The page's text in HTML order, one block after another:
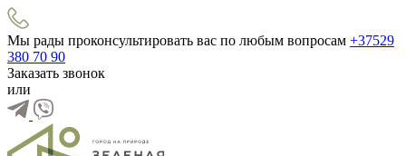
Мы рады проконсультировать вас по любым вопросам +37529
380 70 90
Заказать звонок
или